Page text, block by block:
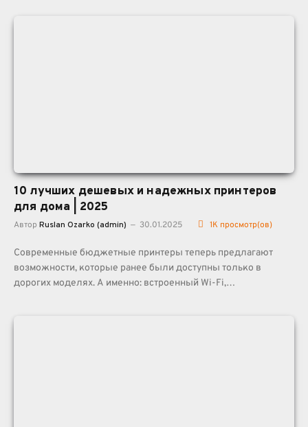
10 лучших дешевых и надежных принтеров
для дома | 2025
Автор Ruslan Ozarko (admin) 30.01.2025 1K просмотр(ов)
Современные бюджетные принтеры теперь предлагают
возможности, которые ранее были доступны только в
дорогих моделях. А именно: встроенный Wi-Fi,…